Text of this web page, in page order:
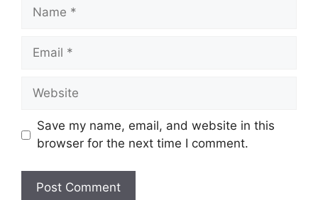
Name
Email
Website
Save my name, email, and website in this
browser for the next time I comment.